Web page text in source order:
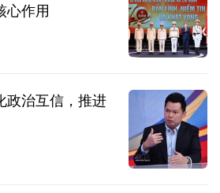
心作用
政治互信，推进